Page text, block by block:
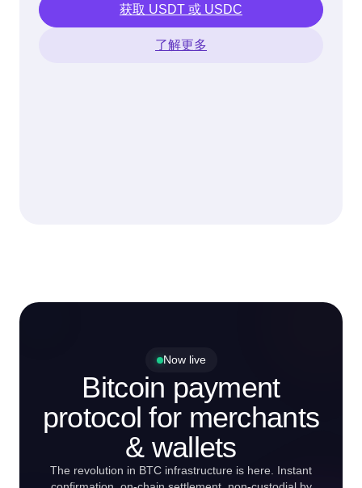
获取 USDT 或 USDC
了解更多
Now live
Bitcoin payment
protocol for merchants
& wallets
The revolution in BTC infrastructure is here. Instant